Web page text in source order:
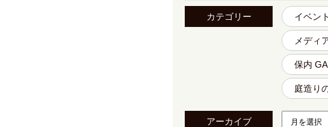
カテゴリー イベント
メディ
保内
庭造り
アーカイブ